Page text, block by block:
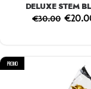
DELUXE STEM
€30.00 €
PROMO